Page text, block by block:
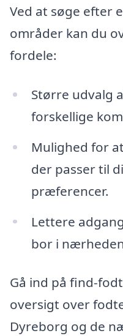
Ved at søge efter
områder kan du
fordele:
Større udvalg
forskellige
Mulighed for
der passer til
præferencer.
Lettere
bor i
Gå ind på find-
oversigt over
Dyreborg og de